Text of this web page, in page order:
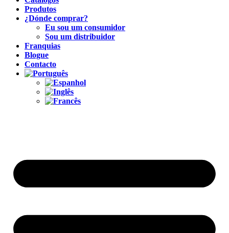
Produtos
¿Dónde comprar?
Eu sou um consumidor
Sou um distribuidor
Franquias
Blogue
Contacto